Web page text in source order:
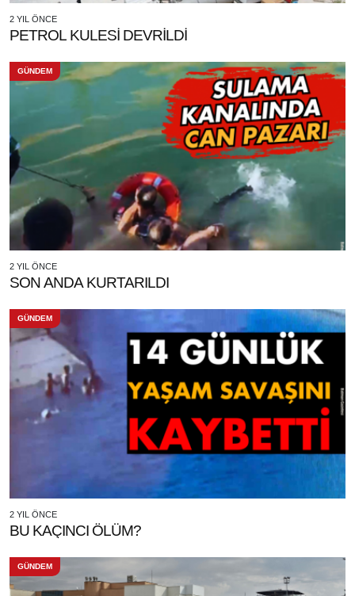
2 YIL ÖNCE
PETROL KULESİ DEVRİLDİ
GÜNDEM
2 YIL ÖNCE
SON ANDA KURTARILDI
GÜNDEM
2 YIL ÖNCE
BU KAÇINCI ÖLÜM?
GÜNDEM